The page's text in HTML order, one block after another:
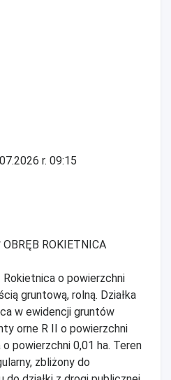
r. 09:15
ROKIETNICA
o powierzchni
gruntową, rolną. Działka
w ewidencji gruntów
orne R II o powierzchni
powierzchni 0,01 ha. Teren
zbliżony do